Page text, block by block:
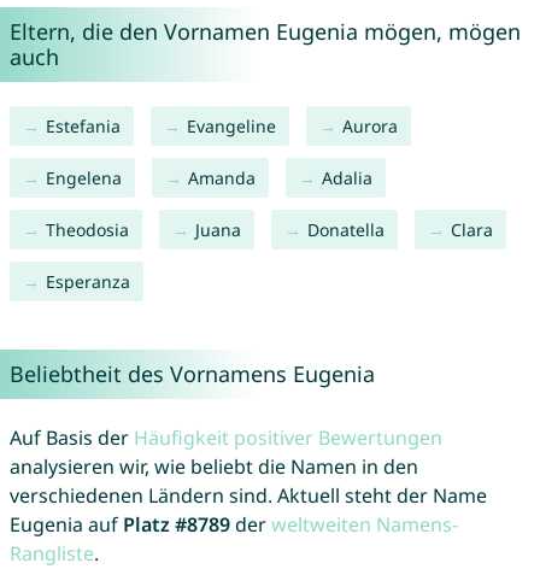
Eltern, die den Vornamen Eugenia mögen, mögen
auch
Estefania Evangeline Aurora
Engelena Amanda Adalia
Theodosia Juana Donatella Clara
Esperanza
Beliebtheit des Vornamens Eugenia
Auf Basis der Häufigkeit positiver Bewertungen
analysieren wir, wie beliebt die Namen in den
verschiedenen Ländern sind. Aktuell steht der Name
Eugenia auf Platz #8789derweltweiten Namens-
Rangliste.